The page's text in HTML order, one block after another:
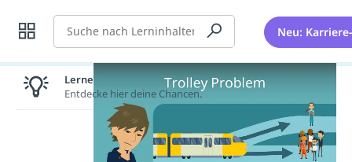
Suche Neu:
Lernen lohnt sich!
Entdecke hier deine Chancen.